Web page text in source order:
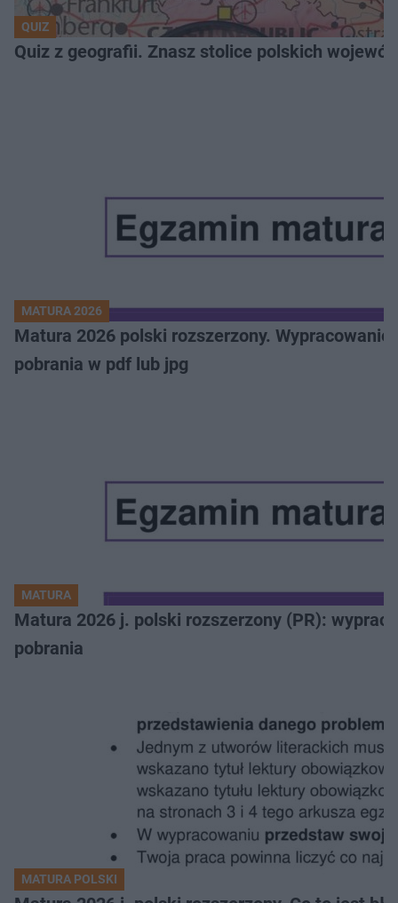
QUIZ
Quiz z geografii. Znasz stolice polskich
MATURA 2026
Matura 2026 polski rozszerzony.
pobrania w pdf lub jpg
MATURA
Matura 2026 j. polski rozszerzony (PR):
pobrania
MATURA POLSKI